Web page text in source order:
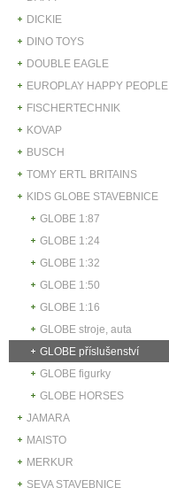
DICKIE
DINO TOYS
DOUBLE EAGLE
EUROPLAY HAPPY PEOPLE
FISCHERTECHNIK
KOVAP
BUSCH
TOMY ERTL BRITAINS
KIDS GLOBE STAVEBNICE
GLOBE 1:87
GLOBE 1:24
GLOBE 1:32
GLOBE 1:50
GLOBE 1:16
GLOBE stroje, auta
GLOBE příslušenství
GLOBE figurky
GLOBE HORSES
JAMARA
MAISTO
MERKUR
SEVA STAVEBNICE